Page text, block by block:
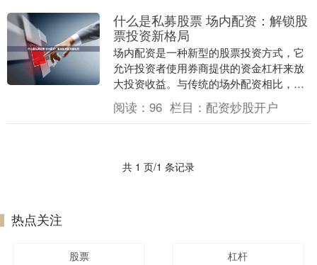
什么是私募股票 场内配资：解锁股
票投资新格局
场内配资是一种新型的股票投资方式，它
允许投资者使用券商提供的资金杠杆来放
大投资收益。与传统的场外配资相比，场
内配资具有以下优势： 分仓系统通过将资
金分散到多个账....
阅读： 96 栏目： 配资炒股开户
共 1 页/1 条记录
热点关注
股票 杠杆